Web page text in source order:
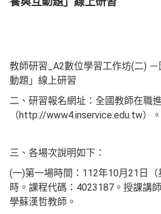
教師研習_A2數位學習工作坊(二)
動題」線上研習
二、研習報名網址：全國教師在職
（http://www4.inservice.edu.tw）。
三、各場次說明如下：
(一)第一場時間：112年10月21日
時。課程代碼：4023187。授課講
學蘇漢哲教師。